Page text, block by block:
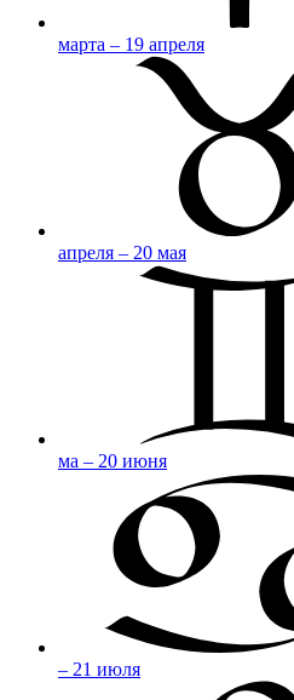
марта – 19 апреля
апреля – 20 мая
ма – 20 июня
– 21 июля